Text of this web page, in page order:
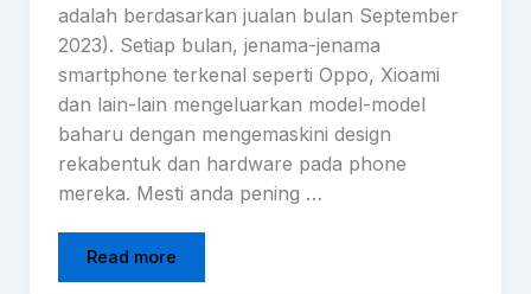
adalah berdasarkan jualan bulan September
2023). Setiap bulan, jenama-jenama
smartphone terkenal seperti Oppo, Xioami
dan lain-lain mengeluarkan model-model
baharu dengan mengemaskini design
rekabentuk dan hardware pada phone
mereka. Mesti anda pening …
Read more